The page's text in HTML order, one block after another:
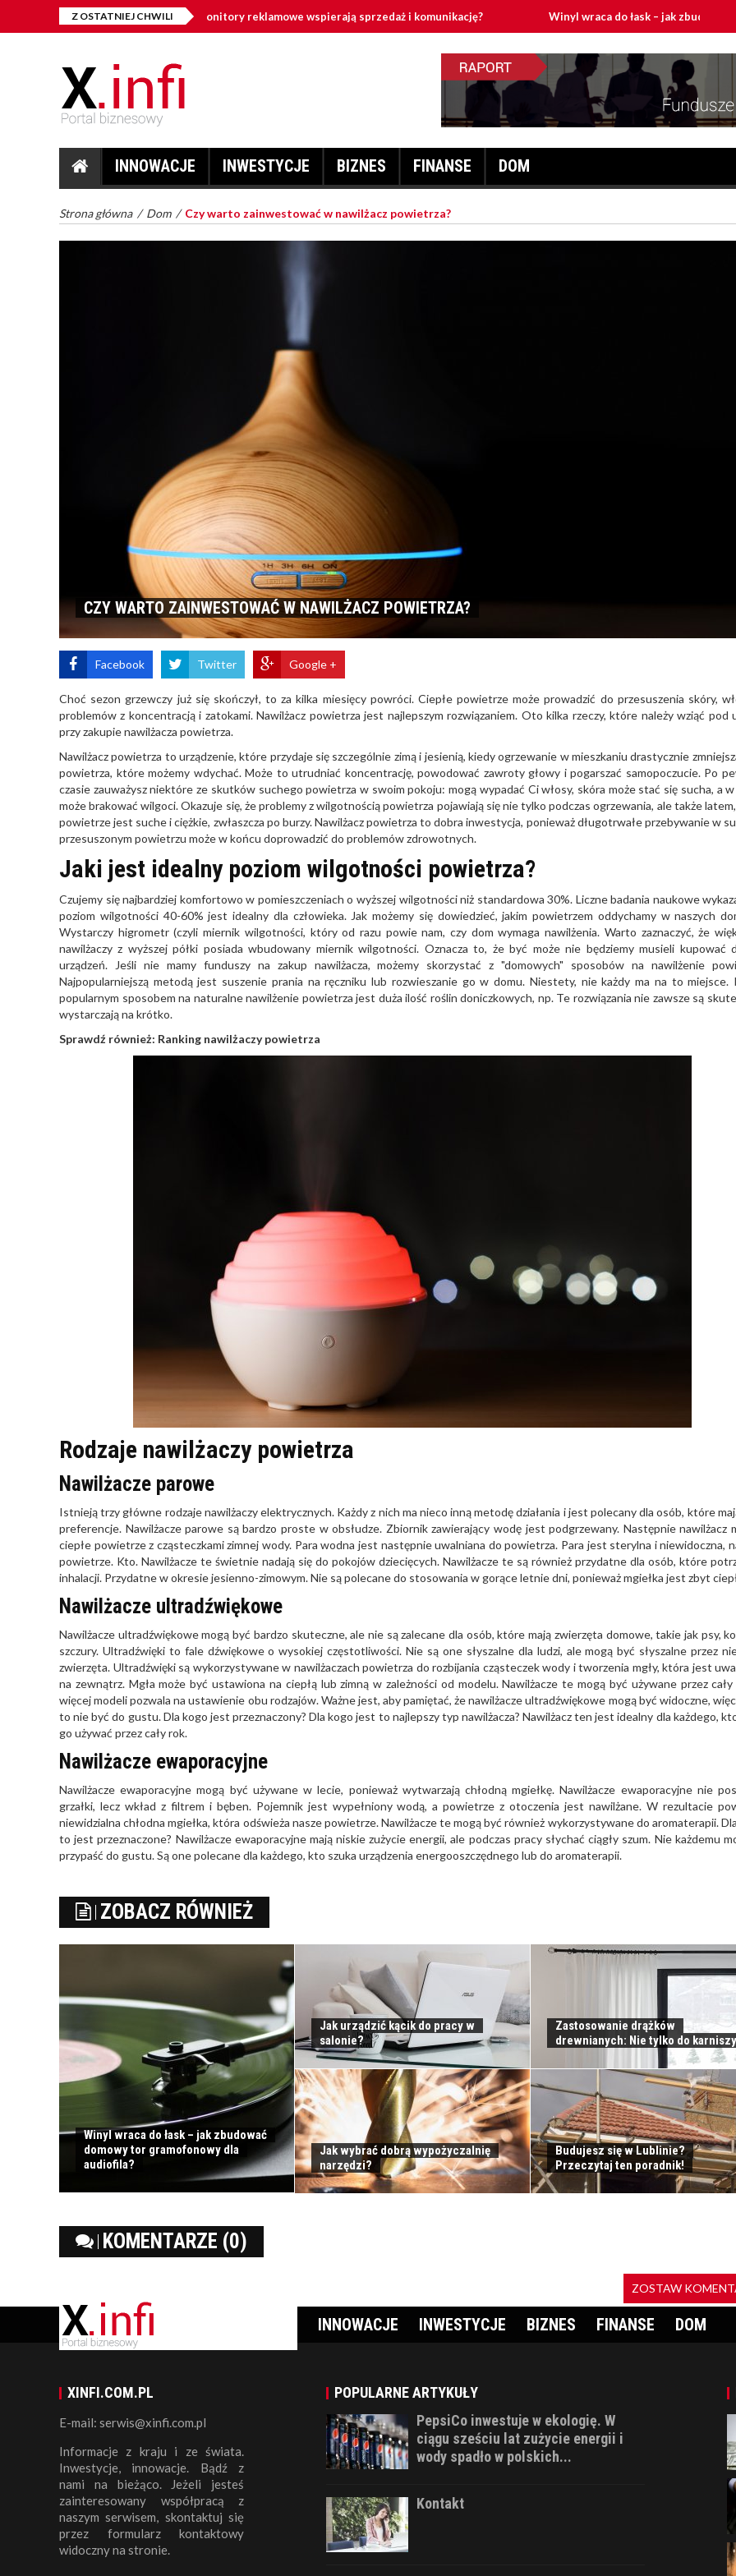
Z OSTATNIEJ CHWILI
signage w firmie – jak monitory reklamowe wspierają sprzedaż i komunikację? Winyl wraca do łask – jak zbudować domowy
INNOWACJE INWESTYCJE BIZNES FINANSE DOM
Strona główna / Dom / Czy warto zainwestować w nawilżacz powietrza?
CZY WARTO ZAINWESTOWAĆ W NAWILŻACZ POWIETRZA?
Facebook Twitter Google +
Choć sezon grzewczy już się skończył, to za kilka miesięcy powróci. Ciepłe powietrze może prowadzić do przesuszenia skóry,
problemów z koncentracją i zatokami. Nawilżacz powietrza jest najlepszym rozwiązaniem. Oto kilka rzeczy, które należy wziąć pod
przy zakupie nawilżacza powietrza.
Nawilżacz powietrza to urządzenie, które przydaje się szczególnie zimą i jesienią, kiedy ogrzewanie w mieszkaniu drastycznie
powietrza, które możemy wdychać. Może to utrudniać koncentrację, powodować zawroty głowy i pogarszać samopoczucie. Po
czasie zauważysz niektóre ze skutków suchego powietrza w swoim pokoju: mogą wypadać Ci włosy, skóra może stać się sucha, a
może brakować wilgoci. Okazuje się, że problemy z wilgotnością powietrza pojawiają się nie tylko podczas ogrzewania, ale także
powietrze jest suche i ciężkie, zwłaszcza po burzy. Nawilżacz powietrza to dobra inwestycja, ponieważ długotrwałe przebywanie w
przesuszonym powietrzu może w końcu doprowadzić do problemów zdrowotnych.
Jaki jest idealny poziom wilgotności powietrza?
Czujemy się najbardziej komfortowo w pomieszczeniach o wyższej wilgotności niż standardowa 30%. Liczne badania naukowe
poziom wilgotności 40-60% jest idealny dla człowieka. Jak możemy się dowiedzieć, jakim powietrzem oddychamy w naszych
Wystarczy higrometr (czyli miernik wilgotności, który od razu powie nam, czy dom wymaga nawilżenia. Warto zaznaczyć, że
nawilżaczy z wyższej półki posiada wbudowany miernik wilgotności. Oznacza to, że być może nie będziemy musieli kupować
urządzeń. Jeśli nie mamy funduszy na zakup nawilżacza, możemy skorzystać z "domowych" sposobów na nawilżenie
Najpopularniejszą metodą jest suszenie prania na ręczniku lub rozwieszanie go w domu. Niestety, nie każdy ma na to miejsce.
popularnym sposobem na naturalne nawilżenie powietrza jest duża ilość roślin doniczkowych, np. Te rozwiązania nie zawsze są
wystarczają na krótko.
Sprawdź również: Ranking nawilżaczy powietrza
Rodzaje nawilżaczy powietrza
Nawilżacze parowe
Istnieją trzy główne rodzaje nawilżaczy elektrycznych. Każdy z nich ma nieco inną metodę działania i jest polecany dla osób, które
preferencje. Nawilżacze parowe są bardzo proste w obsłudze. Zbiornik zawierający wodę jest podgrzewany. Następnie nawilżacz
ciepłe powietrze z cząsteczkami zimnej wody. Para wodna jest następnie uwalniana do powietrza. Para jest sterylna i niewidoczna,
powietrze. Kto. Nawilżacze te świetnie nadają się do pokojów dziecięcych. Nawilżacze te są również przydatne dla osób, które
inhalacji. Przydatne w okresie jesienno-zimowym. Nie są polecane do stosowania w gorące letnie dni, ponieważ mgiełka jest zbyt
Nawilżacze ultradźwiękowe
Nawilżacze ultradźwiękowe mogą być bardzo skuteczne, ale nie są zalecane dla osób, które mają zwierzęta domowe, takie jak psy,
szczury. Ultradźwięki to fale dźwiękowe o wysokiej częstotliwości. Nie są one słyszalne dla ludzi, ale mogą być słyszalne przez
zwierzęta. Ultradźwięki są wykorzystywane w nawilżaczach powietrza do rozbijania cząsteczek wody i tworzenia mgły, która jest
na zewnątrz. Mgła może być ustawiona na ciepłą lub zimną w zależności od modelu. Nawilżacze te mogą być używane przez cały
więcej modeli pozwala na ustawienie obu rodzajów. Ważne jest, aby pamiętać, że nawilżacze ultradźwiękowe mogą być widoczne,
to nie być do gustu. Dla kogo jest przeznaczony? Dla kogo jest to najlepszy typ nawilżacza? Nawilżacz ten jest idealny dla każdego,
go używać przez cały rok.
Nawilżacze ewaporacyjne
Nawilżacze ewaporacyjne mogą być używane w lecie, ponieważ wytwarzają chłodną mgiełkę. Nawilżacze ewaporacyjne nie
grzałki, lecz wkład z filtrem i bęben. Pojemnik jest wypełniony wodą, a powietrze z otoczenia jest nawilżane. W rezultacie
niewidzialna chłodna mgiełka, która odświeża nasze powietrze. Nawilżacze te mogą być również wykorzystywane do aromaterapii.
to jest przeznaczone? Nawilżacze ewaporacyjne mają niskie zużycie energii, ale podczas pracy słychać ciągły szum. Nie każdemu
przypaść do gustu. Są one polecane dla każdego, kto szuka urządzenia energooszczędnego lub do aromaterapii.
ZOBACZ RÓWNIEŻ
Winyl wraca do łask – jak zbudować
domowy tor gramofonowy dla
audiofila?
Jak urządzić kącik do pracy w
salonie?
Zastosowanie drążków
drewnianych: Nie tylko do karniszy
Jak wybrać dobrą wypożyczalnię
narzędzi?
Budujesz się w Lublinie?
Przeczytaj ten poradnik!
KOMENTARZE (0)
ZOSTAW
INNOWACJE INWESTYCJE BIZNES FINANSE DOM
XINFI.COM.PL
E-mail: serwis@xinfi.com.pl
Informacje z kraju i ze świata.
Inwestycje, innowacje. Bądź z
nami na bieżąco. Jeżeli jesteś
zainteresowany współpracą z
naszym serwisem, skontaktuj się
przez formularz kontaktowy
widoczny na stronie.
POPULARNE ARTYKUŁY
PepsiCo inwestuje w ekologię. W
ciągu sześciu lat zużycie energii i
wody spadło w polskich...
Kontakt